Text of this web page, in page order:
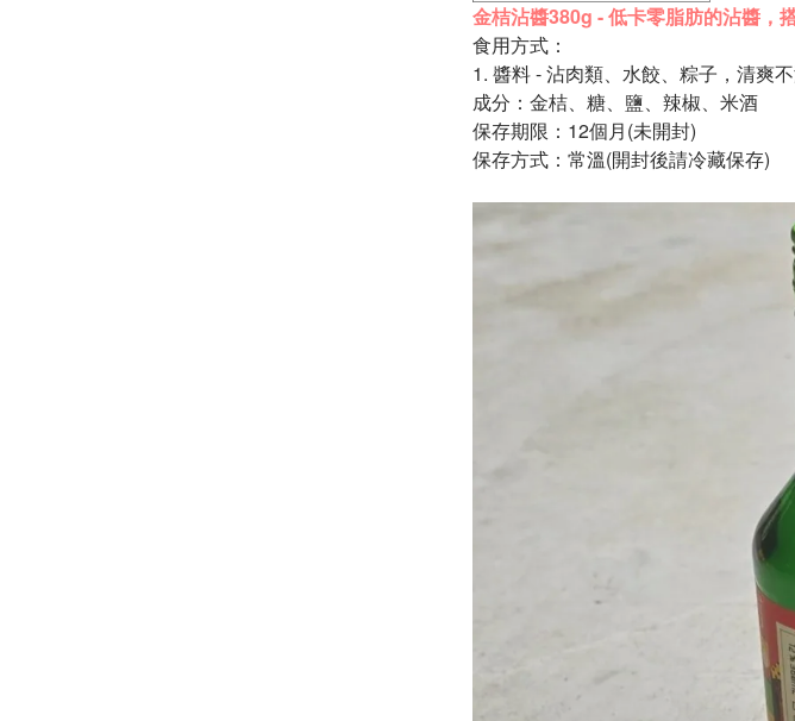
金桔沾醬380g - 低卡零脂肪的沾醬，
食用方式：
1. 醬料 - 沾肉類、水餃、粽子，清爽不
成分：金桔、糖、鹽、辣椒、 米酒
保存期限：12個月(未開封)
保存方式：常溫(開封後請冷藏保存)